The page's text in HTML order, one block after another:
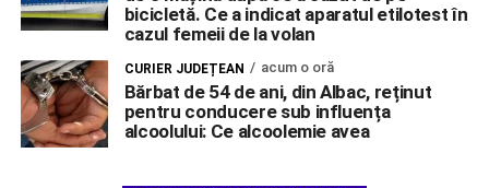
bicicletă. Ce a indicat aparatul etilotest în
cazul femeii de la volan
CURIER JUDEȚEAN acum o oră
Bărbat de 54 de ani, din Albac, reținut
pentru conducere sub influența
alcoolului: Ce alcoolemie avea